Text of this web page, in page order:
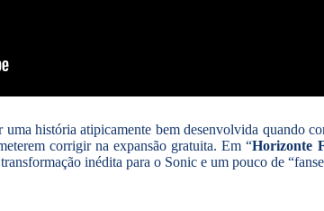
história atipicamente bem desenvolvida quando
corrigir na expansão gratuita. Em “Horizonte
inédita para o Sonic e um pouco de